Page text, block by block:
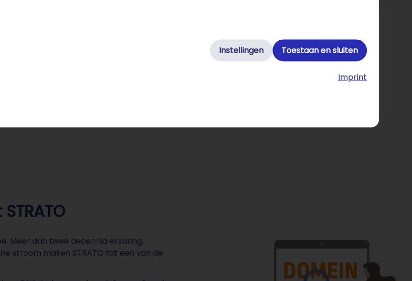
Instellingen Toestaan en sluiten
Imprint
is goed voor meer dan 4 miljard euro per jaar en geeft werk aan meer dan
Het is een van de meest stabiele sectoren van de diensteneconomie – schoonmaak is immers
Meer dan twee decennia ervaring,
stroom maken STRATO tot een van de